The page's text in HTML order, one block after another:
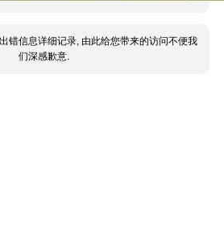
错信息详细记录, 由此给您带来的访问不便我
们深感歉意.